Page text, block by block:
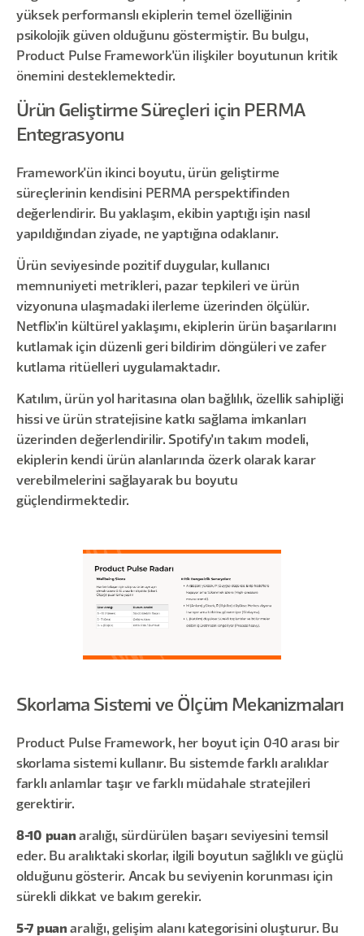
yüksek performanslı ekiplerin temel özelliğinin
psikolojik güven olduğunu göstermiştir. Bu bulgu,
Product Pulse Framework'ün ilişkiler boyutunun kritik
önemini desteklemektedir.
Ürün Geliştirme Süreçleri için PERMA
Entegrasyonu
Framework'ün ikinci boyutu, ürün geliştirme
süreçlerinin kendisini PERMA perspektifinden
değerlendirir. Bu yaklaşım, ekibin yaptığı işin nasıl
yapıldığından ziyade, ne yaptığına odaklanır.
Ürün seviyesinde pozitif duygular, kullanıcı
memnuniyeti metrikleri, pazar tepkileri ve ürün
vizyonuna ulaşmadaki ilerleme üzerinden ölçülür.
Netflix'in kültürel yaklaşımı, ekiplerin ürün başarılarını
kutlamak için düzenli geri bildirim döngüleri ve zafer
kutlama ritüelleri uygulamaktadır.
Katılım, ürün yol haritasına olan bağlılık, özellik sahipliği
hissi ve ürün stratejisine katkı sağlama imkanları
üzerinden değerlendirilir. Spotify'ın takım modeli,
ekiplerin kendi ürün alanlarında özerk olarak karar
verebilmelerini sağlayarak bu boyutu
güçlendirmektedir.
Skorlama Sistemi ve Ölçüm Mekanizmaları
Product Pulse Framework, her boyut için 0-10 arası bir
skorlama sistemi kullanır. Bu sistemde farklı aralıklar
farklı anlamlar taşır ve farklı müdahale stratejileri
gerektirir.
8-10 puan aralığı, sürdürülen başarı seviyesini temsil
eder. Bu aralıktaki skorlar, ilgili boyutun sağlıklı ve güçlü
olduğunu gösterir. Ancak bu seviyenin korunması için
sürekli dikkat ve bakım gerekir.
5-7 puan aralığı, gelişim alanı kategorisini oluşturur. Bu